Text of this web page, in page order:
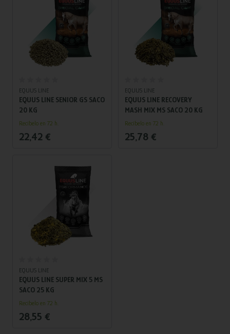
EQUUS LINE
EQUUS LINE SENIOR GS SACO
20 KG
Recíbelo en 72 h.
22,42 €
EQUUS LINE
EQUUS LINE RECOVERY
MASH MIX MS SACO 20 KG
Recíbelo en 72 h.
25,78 €
EQUUS LINE
EQUUS LINE SUPER MIX 5 MS
SACO 25 KG
Recíbelo en 72 h.
28,55 €